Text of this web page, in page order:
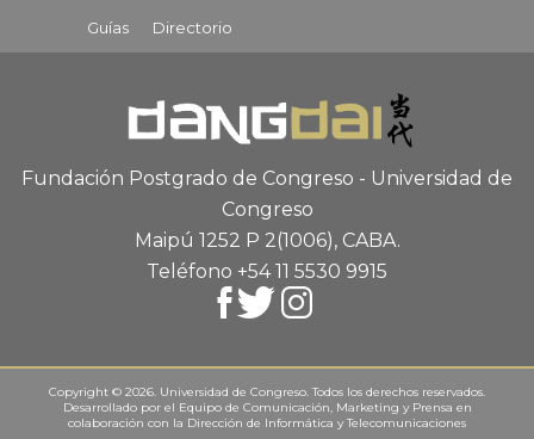
Guías
Directorio
Fundación Postgrado de Congreso - Universidad de
Congreso
Maipú 1252 P 2(1006), CABA.
Teléfono +54 11 5530 9915
Copyright © 2026. Universidad de Congreso. Todos los derechos reservados.
Desarrollado por el Equipo de Comunicación, Marketing y Prensa en
colaboración con la Dirección de Informática y Telecomunicaciones